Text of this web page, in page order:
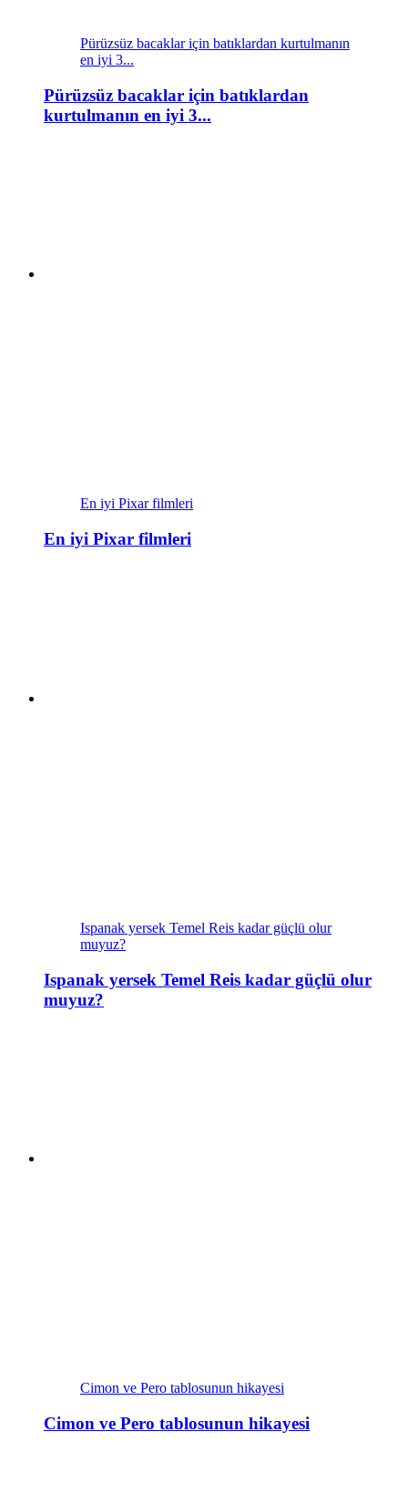
Pürüzsüz bacaklar için batıklardan kurtulmanın
en iyi 3...
Pürüzsüz bacaklar için batıklardan
kurtulmanın en iyi 3...
En iyi Pixar filmleri
En iyi Pixar filmleri
Ispanak yersek Temel Reis kadar güçlü olur
muyuz?
Ispanak yersek Temel Reis kadar güçlü olur
muyuz?
Cimon ve Pero tablosunun hikayesi
Cimon ve Pero tablosunun hikayesi